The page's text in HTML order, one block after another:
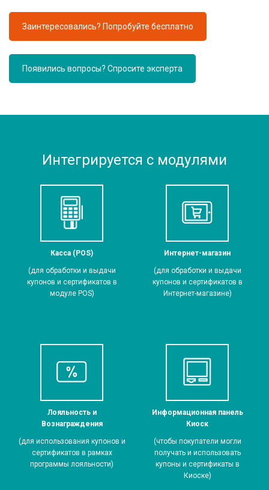
Заинтересовались? Попробуйте бесплатно
Появились вопросы? Спросите эксперта
Интегрируется с модулями
Касса (POS)
(для обработки и выдачи
купонов и сертификатов в
модуле POS)
Интернет-магазин
(для обработки и выдачи
купонов и сертификатов в
Интернет-магазине)
Лояльность и
Вознаграждения
(для использования купонов и
сертификатов в рамках
программы лояльности)
Информационная панель
Киоск
(чтобы покупатели могли
получать и использовать
купоны и сертификаты в
Киоске)